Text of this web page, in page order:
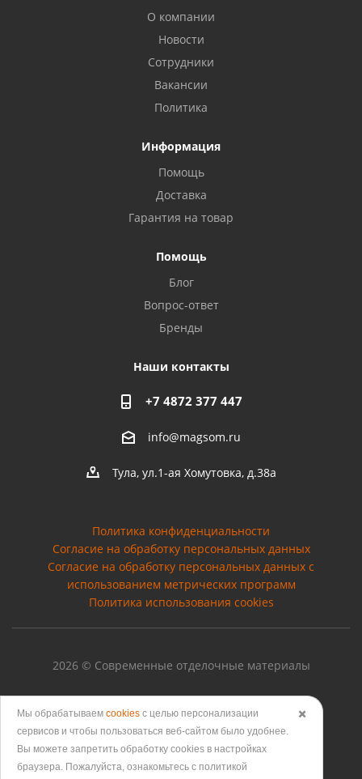
О компании
Новости
Сотрудники
Вакансии
Политика
Информация
Помощь
Доставка
Гарантия на товар
Помощь
Блог
Вопрос-ответ
Бренды
Наши контакты
+7 4872 377 447
info@magsom.ru
Тула, ул.1-ая Хомутовка, д.38а
Политика конфиденциальности
Согласие на обработку персональных данных
Cогласие на обработку персональных данных с
использованием метрических программ
Политика использования cookies
2026 © Современные отделочные материалы
Версия для печати
✖️
Мы обрабатываем cookies с целью персонализации
сервисов и чтобы пользоваться веб-сайтом было удобнее.
Вы можете запретить обработку сookies в настройках
браузера. Пожалуйста, ознакомьтесь с политикой